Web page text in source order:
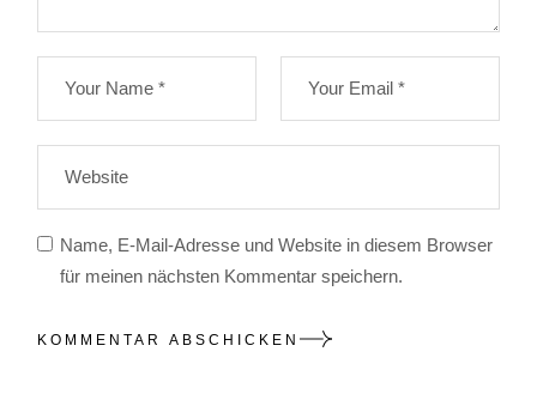
Name, E-Mail-Adresse und Website in diesem Browser
für meinen nächsten Kommentar speichern.
KOMMENTAR ABSCHICKEN